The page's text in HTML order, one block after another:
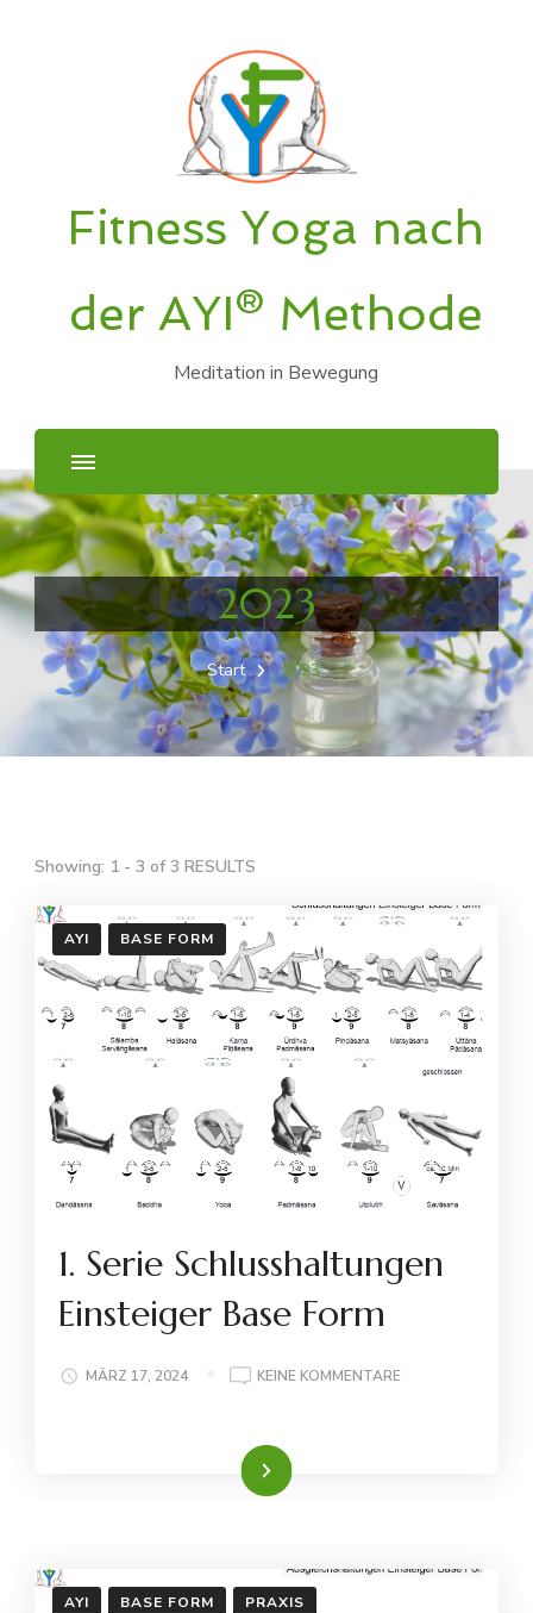
Fitness Yoga nach
der AYI® Methode
Meditation in Bewegung
2023
Start 2023
Showing: 1 - 3 of 3 RESULTS
AYI BASE FORM
1. Serie Schlusshaltungen
Einsteiger Base Form
MÄRZ 17, 2024 KEINE KOMMENTAREZU
Weiterlesen
AYI BASE FORM PRAXIS